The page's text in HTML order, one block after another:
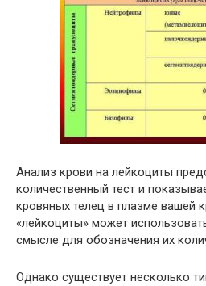
Анализ крови на лейкоциты
количественный тест и
кровяных телец в плазме вашей
«лейкоциты» может
смысле для обозначения их
Однако существует несколько